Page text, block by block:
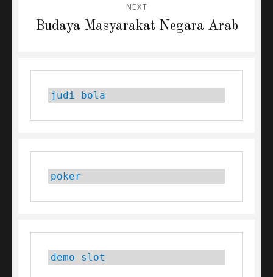
NEXT
NextBudaya Masyarakat Negara Arab
judi bola
poker
demo slot